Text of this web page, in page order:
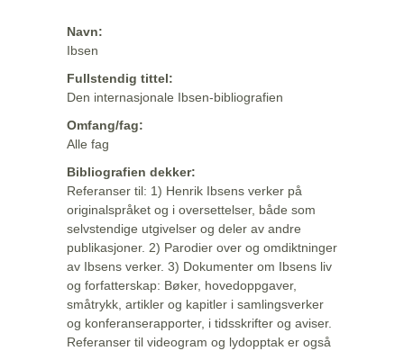
Navn:
Ibsen
Fullstendig tittel:
Den internasjonale Ibsen-bibliografien
Omfang/fag:
Alle fag
Bibliografien dekker:
Referanser til: 1) Henrik Ibsens verker på
originalspråket og i oversettelser, både som
selvstendige utgivelser og deler av andre
publikasjoner. 2) Parodier over og omdiktninger
av Ibsens verker. 3) Dokumenter om Ibsens liv
og forfatterskap: Bøker, hovedoppgaver,
småtrykk, artikler og kapitler i samlingsverker
og konferanserapporter, i tidsskrifter og aviser.
Referanser til videogram og lydopptak er også